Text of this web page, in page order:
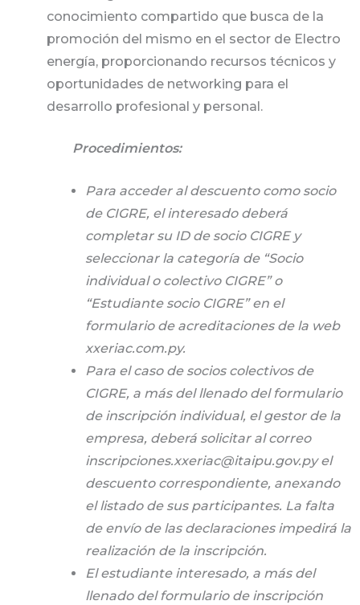
conocimiento compartido que busca de la
promoción del mismo en el sector de Electro
energía, proporcionando recursos técnicos y
oportunidades de networking para el
desarrollo profesional y personal.
Procedimientos:
Para acceder al descuento como socio
de CIGRE, el interesado deberá
completar su ID de socio CIGRE y
seleccionar la categoría de “Socio
individual o colectivo CIGRE” o
“Estudiante socio CIGRE” en el
formulario de acreditaciones de la web
xxeriac.com.py.
Para el caso de socios colectivos de
CIGRE, a más del llenado del formulario
de inscripción individual, el gestor de la
empresa, deberá solicitar al correo
inscripciones.xxeriac@itaipu.gov.py el
descuento correspondiente, anexando
el listado de sus participantes. La falta
de envío de las declaraciones impedirá la
realización de la inscripción.
El estudiante interesado, a más del
llenado del formulario de inscripción